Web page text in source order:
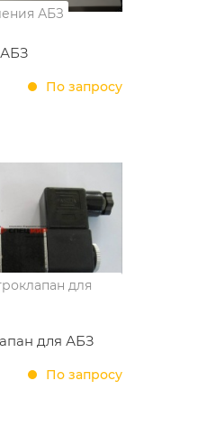
АБЗ
АБЗ
По запросу
для
для АБЗ
По запросу